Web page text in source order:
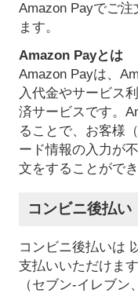
Amazon Payでご注
ます。
Amazon Payとは
Amazon Payは、
入代金やサービス
済サービスです。
ることで、お客様
ード情報の入力が
文をすることができ
コンビニ後払い
コンビニ後払いは
支払いいただけます
（セブン-イレブ